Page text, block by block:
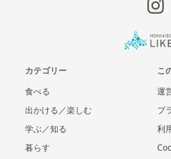
カテゴリー
食べる
出かける／楽しむ
学ぶ／知る
暮らす
こ
運
プ
利